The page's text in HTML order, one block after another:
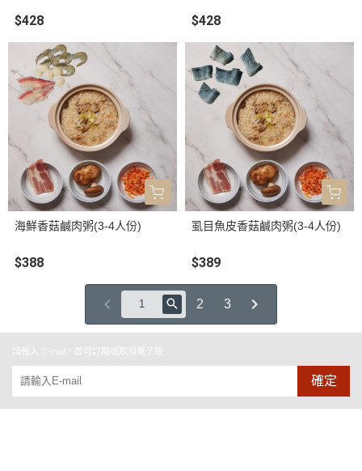
$428 $428
海鮮香菇鹹肉粥(3-4人份)
$388
虱目魚皮香菇鹹肉粥(3-4人份)
$389
2 3
請輸入 E-mail，即可訂閱或取消電子報
確定